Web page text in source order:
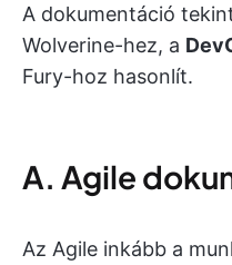
A dokumentáció
Wolverine-hez, a
Fury-hoz hasonlít.
A. Agile
Az Agile inkább a